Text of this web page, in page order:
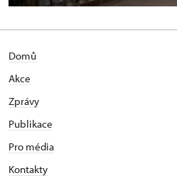
Domů
Akce
Zprávy
Publikace
Pro média
Kontakty